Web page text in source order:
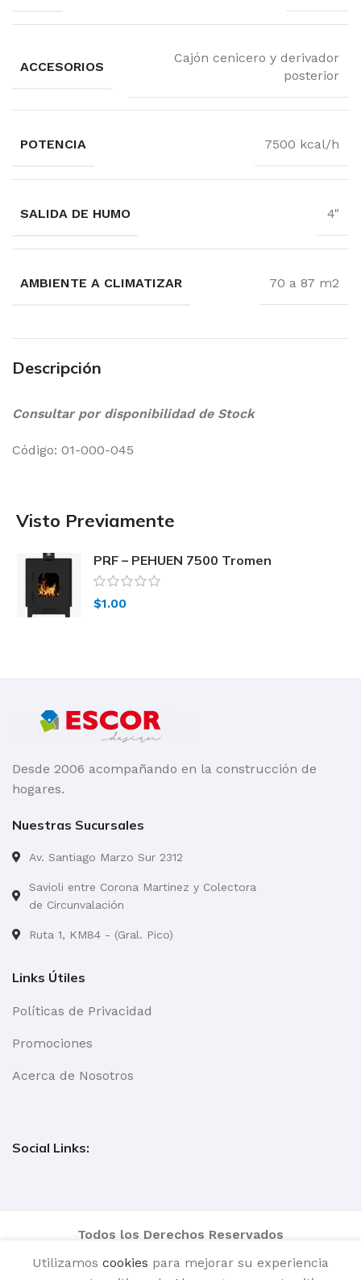
ACCESORIOS
Cajón cenicero y derivador
posterior
POTENCIA 7500 kcal/h
SALIDA DE HUMO 4"
AMBIENTE A CLIMATIZAR 70 a 87 m2
Descripción
Consultar por disponibilidad de Stock
Código: 01-000-045
Visto Previamente
PRF – PEHUEN 7500 Tromen
$1.00
Desde 2006 acompañando en la construcción de
hogares.
Nuestras Sucursales
Av. Santiago Marzo Sur 2312
Savioli entre Corona Martinez y Colectora
de Circunvalación
Ruta 1, KM84 - (Gral. Pico)
Links Útiles
Políticas de Privacidad
Promociones
Acerca de Nosotros
Social Links:
Todos los Derechos Reservados
Utilizamos cookies para mejorar su experiencia